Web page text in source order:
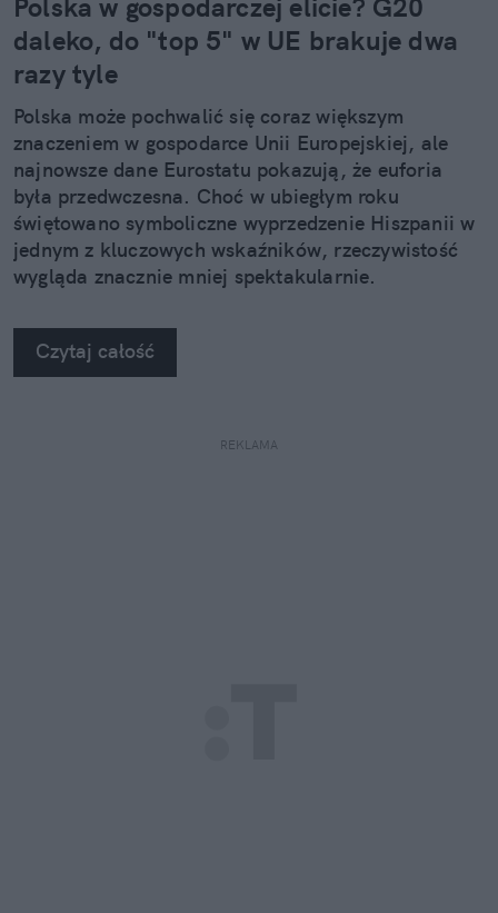
daleko, do "top 5" w UE brakuje dwa
razy tyle
Polska może pochwalić się coraz większym
znaczeniem w gospodarce Unii Europejskiej, ale
najnowsze dane Eurostatu pokazują, że euforia
była przedwczesna. Choć w ubiegłym roku
świętowano symboliczne wyprzedzenie Hiszpanii w
jednym z kluczowych wskaźników, rzeczywistość
wygląda znacznie mniej spektakularnie.
Czytaj całość
REKLAMA